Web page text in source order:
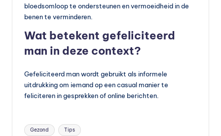
bloedsomloop te ondersteunen en vermoeidheid in de
benen te verminderen.
Wat betekent gefeliciteerd
man in deze context?
Gefeliciteerd man wordt gebruikt als informele
uitdrukking om iemand op een casual manier te
feliciteren in gesprekken of online berichten.
Tags:
Gezond Tips